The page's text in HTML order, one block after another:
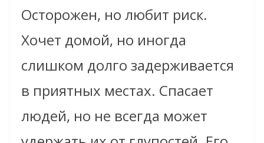
Осторожен, но любит риск.
Хочет домой, но иногда
слишком долго задерживается
в приятных местах. Спасает
людей, но не всегда может